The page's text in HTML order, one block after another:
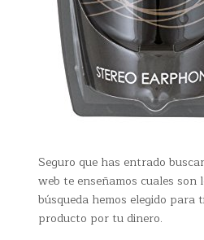
Seguro que has entrado
web te enseñamos cuales
búsqueda hemos elegido
producto por tu dinero.